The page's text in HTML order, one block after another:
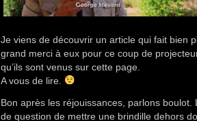
Je viens de découvrir un article qui fait bien
grand merci à eux pour ce coup de
qu’ils sont venus sur cette page.
A vous de lire.
Bon après les réjouissances, parlons boulot.
de question de mettre une brindille dehors